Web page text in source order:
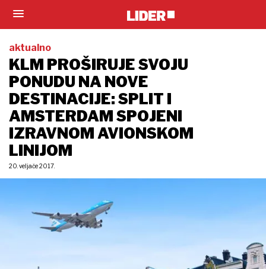
aktualno
KLM PROŠIRUJE SVOJU
PONUDU NA NOVE
DESTINACIJE: SPLIT I
AMSTERDAM SPOJENI
IZRAVNOM AVIONSKOM
LINIJOM
20. veljače 2017.